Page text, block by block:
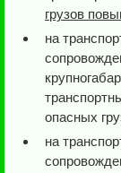
грузов
на
опасных
на